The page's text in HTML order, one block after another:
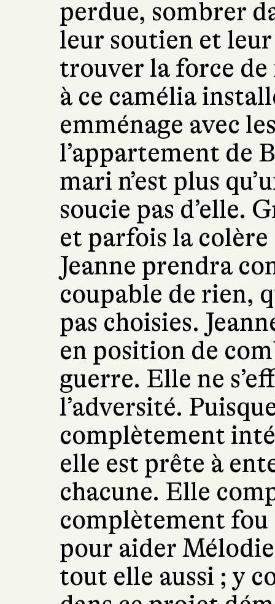
perdue, sombrer
leur soutien et leur
trouver la force
à ce camélia
emménage avec
l’appartement de
mari n’est plus
soucie pas d’elle.
et parfois la colère
Jeanne prendra
coupable de rien,
pas choisies.
en position de
guerre. Elle ne
l’adversité.
complètement
elle est prête à
chacune. Elle
complètement fou
pour aider
tout elle aussi ; y